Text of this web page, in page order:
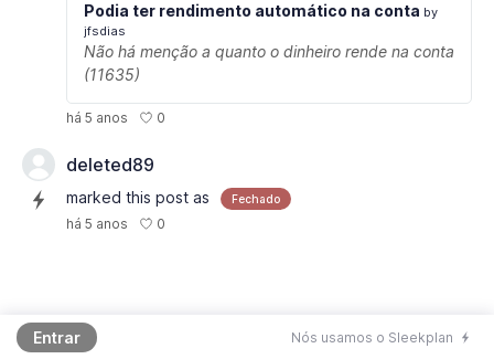
Podia ter rendimento automático na conta by
jfsdias
Não há menção a quanto o dinheiro rende na conta
(11635)
há 5 anos 0
deleted89
marked this post as Fechado
há 5 anos 0
Entrar Nós usamos o Sleekplan